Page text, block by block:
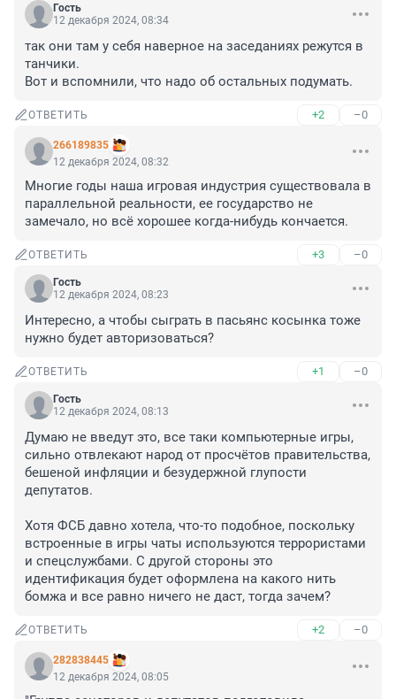
Гость
12 декабря 2024, 08:34
так они там у себя наверное на заседаниях режутся в
танчики.
Вот и вспомнили, что надо об остальных подумать.
ОТВЕТИТЬ +2 –0
266189835
12 декабря 2024, 08:32
Многие годы наша игровая индустрия существовала в
параллельной реальности, ее государство не
замечало, но всё хорошее когда-нибудь кончается.
ОТВЕТИТЬ +3 –0
Гость
12 декабря 2024, 08:23
Интересно, а чтобы сыграть в пасьянс косынка тоже
нужно будет авторизоваться?
ОТВЕТИТЬ +1 –0
Гость
12 декабря 2024, 08:13
Думаю не введут это, все таки компьютерные игры,
сильно отвлекают народ от просчётов правительства,
бешеной инфляции и безудержной глупости
депутатов.
Хотя ФСБ давно хотела, что-то подобное, поскольку
встроенные в игры чаты используются террористами
и спецслужбами. С другой стороны это
идентификация будет оформлена на какого нить
бомжа и все равно ничего не даст, тогда зачем?
ОТВЕТИТЬ +2 –0
282838445
12 декабря 2024, 08:05